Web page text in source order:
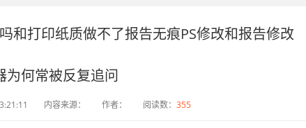
和打印纸质做不了报告无痕PS修改和报告修改
为何常被反复追问
内容来源： 作者： 阅读数： 355